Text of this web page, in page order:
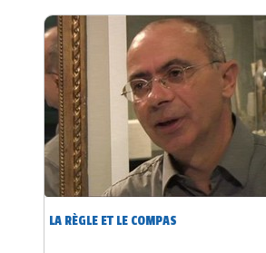
LA RÈGLE ET LE COMPAS